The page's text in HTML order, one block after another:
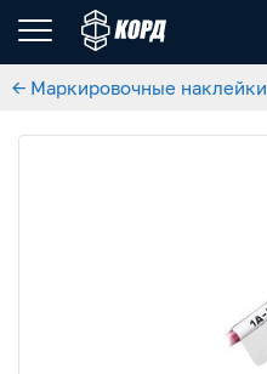
← Маркировочные наклейки